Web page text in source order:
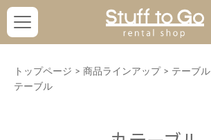
トップページ > 商品ラインアップ > テーブル
テーブル